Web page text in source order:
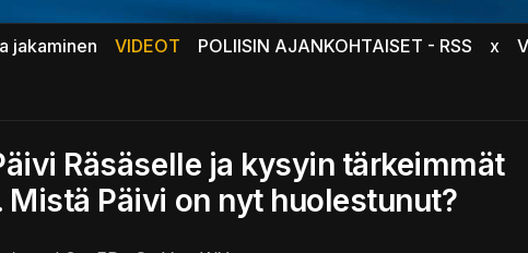
jakaminen VIDEOT POLIISIN AJANKOHTAISET - RSS x
Räsäselle ja kysyin tärkeimmät
Päivi on nyt huolestunut?